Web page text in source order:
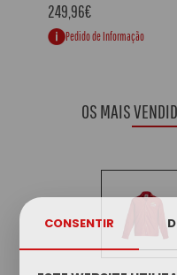
CONSENTIR
249,96€
Pedido de Informação
OS MAIS